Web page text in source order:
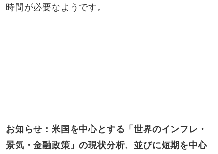
時間が必要なようです。
お知らせ：米国を中心とする「世界のインフレ・
景気・金融政策」の現状分析、並びに短期を中心